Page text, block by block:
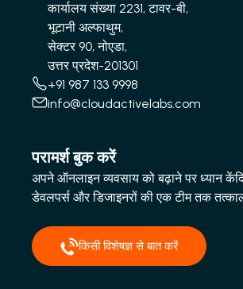
कार्यालय संख्या 2231, टावर-बी,
भूटानी अल्फाथुम,
सेक्टर 90, नोएडा,
उत्तर प्रदेश-201301
+91 987 133 9998
info@cloudactivelabs.com
परामर्श बुक करें
अपने ऑनलाइन व्यवसाय को बढ़ाने पर ध्यान
डेवलपर्स और डिजाइनरों की एक टीम तक
किसी विशेषज्ञ से बात करें